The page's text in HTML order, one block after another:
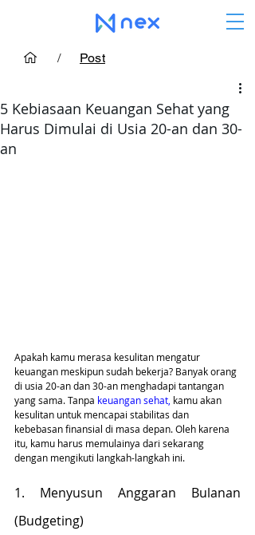
/ Post
5 Kebiasaan Keuangan Sehat yang
Harus Dimulai di Usia 20-an dan 30-
an
Apakah kamu merasa kesulitan mengatur
keuangan meskipun sudah bekerja? Banyak orang
di usia 20-an dan 30-an menghadapi tantangan
yang sama. Tanpa keuangan sehat, kamu akan
kesulitan untuk mencapai stabilitas dan
kebebasan finansial di masa depan. Oleh karena
itu, kamu harus memulainya dari sekarang
dengan mengikuti langkah-langkah ini.
1. Menyusun Anggaran Bulanan
(Budgeting)